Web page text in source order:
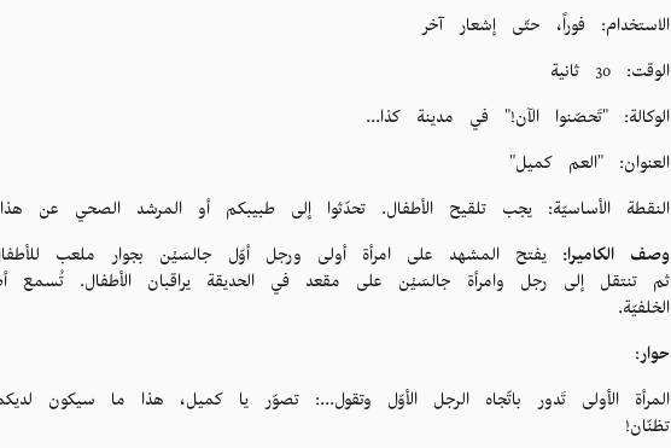
الاستخدام: فوراً، حتّى إشعار آخر
الوقت: 30 ثانية
الوكالة: "تَحصّنوا الآن!" في مدينة كذا...
العنوان: "العم كميل"
النقطة الأساسيّة: يجب تلقيح الأطفال. تحدّثوا إلى طبيبكم أو المرشد الصحي عن
وصف الكاميرا: يفتح المشهد على امرأة أولى ورجل أوّل جالسَيْن بجوار ملعب للأطفال.
ثم تنتقل إلى رجل وامرأة جالسَيْن على مقعد في الحديقة يراقبان الأطفال.
الخلفيّة.
حوار:
المرأة الأولى تَدور باتّجاه الرجل الأوّل وتقول...: تصوّر يا كميل، هذا ما سيكون
تظنّان!